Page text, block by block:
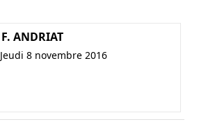
F. ANDRIAT
Jeudi 8 novembre 2016